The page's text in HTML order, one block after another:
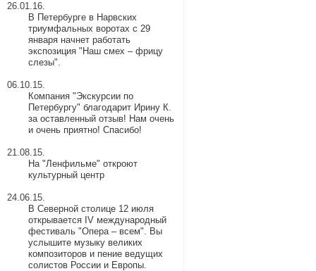
26.01.16.
В Петербурге в Нарвских
триумфальных воротах с 29
января начнет работать
экспозиция "Наш смех – фрицу
слезы".
06.10.15.
Компания "Экскурсии по
Петербургу" благодарит Ирину К.
за оставленный отзыв! Нам очень
и очень приятно! Спасибо!
21.08.15.
На "Ленфильме" откроют
культурный центр
24.06.15.
В Северной столице 12 июля
открывается IV международный
фестиваль "Опера – всем". Вы
услышите музыку великих
композиторов и пение ведущих
солистов России и Европы.